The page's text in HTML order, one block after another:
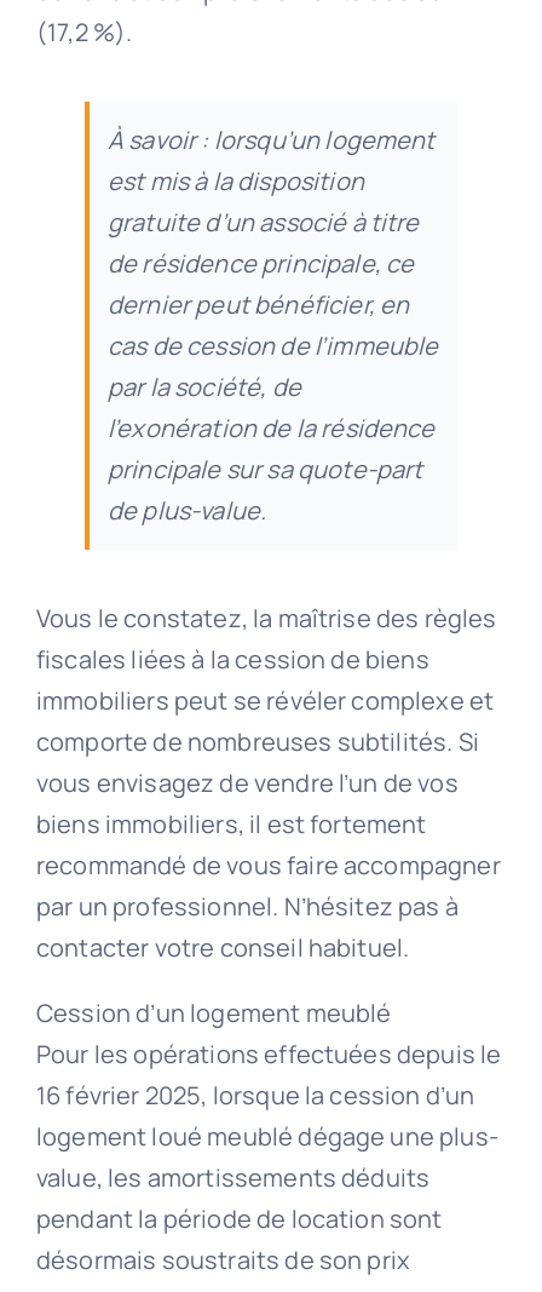
(17,2 %).
À savoir : lorsqu’un logement
est mis à la disposition
gratuite d’un associé à titre
de résidence principale, ce
dernier peut bénéficier, en
cas de cession de l’immeuble
par la société, de
l’exonération de la résidence
principale sur sa quote-part
de plus-value.
Vous le constatez, la maîtrise des règles
fiscales liées à la cession de biens
immobiliers peut se révéler complexe et
comporte de nombreuses subtilités. Si
vous envisagez de vendre l’un de vos
biens immobiliers, il est fortement
recommandé de vous faire accompagner
par un professionnel. N’hésitez pas à
contacter votre conseil habituel.
Cession d’un logement meublé
Pour les opérations effectuées depuis le
16 février 2025, lorsque la cession d’un
logement loué meublé dégage une plus-
value, les amortissements déduits
pendant la période de location sont
désormais soustraits de son prix